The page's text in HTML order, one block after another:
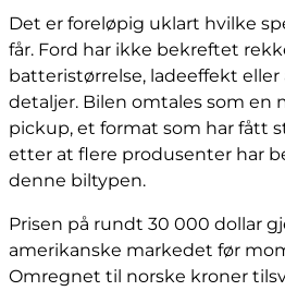
Det er foreløpig uklart hvilke
får. Ford har ikke bekreftet
batteristørrelse, ladeeffekt
detaljer. Bilen omtales som en
pickup, et format som har fått
etter at flere produsenter har
denne biltypen.
Prisen på rundt 30 000 dollar
amerikanske markedet før
Omregnet til norske kroner